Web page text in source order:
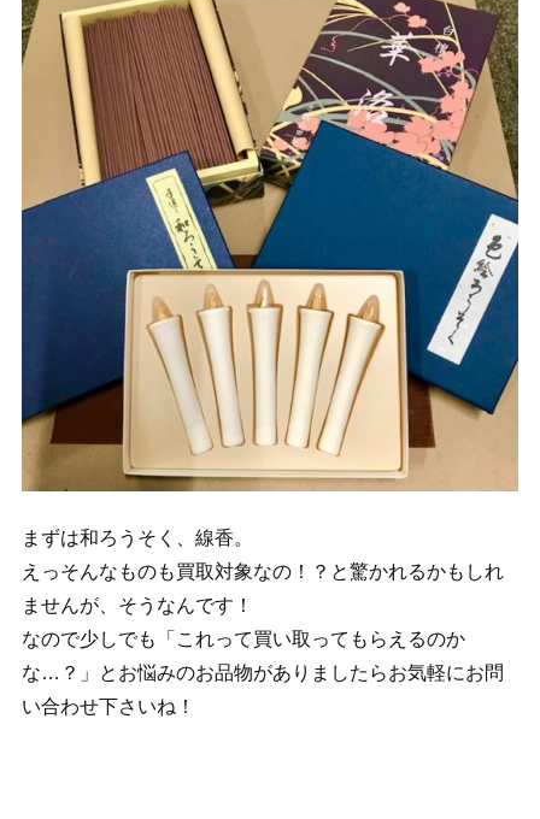
まずは和ろうそく、線香。
えっそんなものも買取対象なの！？と驚かれるかもしれ
ませんが、そうなんです！
なので少しでも「これって買い取ってもらえるのか
な…？」とお悩みのお品物がありましたらお気軽にお問
い合わせ下さいね！